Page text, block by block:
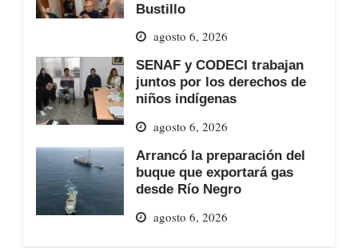
Bustillo
agosto 6, 2026
SENAF y CODECI trabajan
juntos por los derechos de
niños indígenas
agosto 6, 2026
Arrancó la preparación del
buque que exportará gas
desde Río Negro
agosto 6, 2026